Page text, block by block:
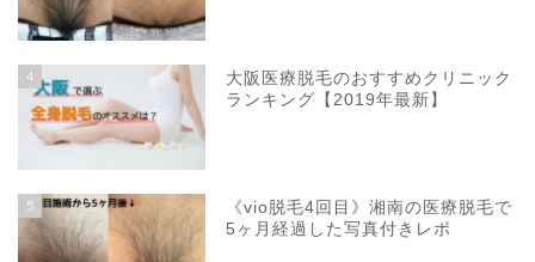
4
大阪医療脱毛のおすすめクリニック
ランキング【2019年最新】
5
《vio脱毛4回目》湘南の医療脱毛で
5ヶ月経過した写真付きレポ